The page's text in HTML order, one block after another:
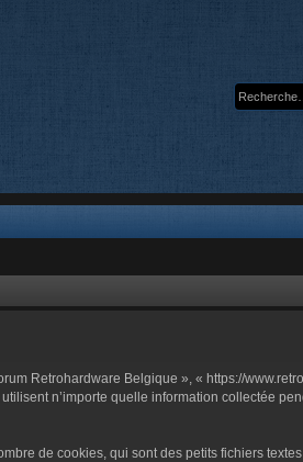
Retrohardware Belgique », « https://
n’importe quelle information collectée
de cookies, qui sont des petits fichiers